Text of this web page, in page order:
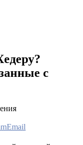
с
Email